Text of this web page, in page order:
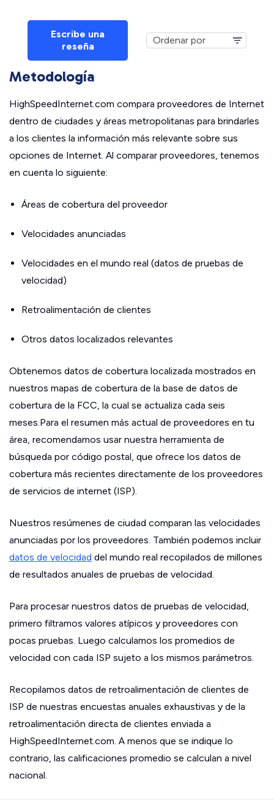
Escribe una
reseña
Metodología
HighSpeedInternet.com compara proveedores de Internet
dentro de ciudades y áreas metropolitanas para brindarles
a los clientes la información más relevante sobre sus
opciones de Internet. Al comparar proveedores, tenemos
en cuenta lo siguiente:
Áreas de cobertura del proveedor
Velocidades anunciadas
Velocidades en el mundo real (datos de pruebas de
velocidad)
Retroalimentación de clientes
Otros datos localizados relevantes
Obtenemos datos de cobertura localizada mostrados en
nuestros mapas de cobertura de la base de datos de
cobertura de la FCC, la cual se actualiza cada seis
meses.Para el resumen más actual de proveedores en tu
área, recomendamos usar nuestra herramienta de
búsqueda por código postal, que ofrece los datos de
cobertura más recientes directamente de los proveedores
de servicios de internet (ISP).
Nuestros resúmenes de ciudad comparan las velocidades
anunciadas por los proveedores. También podemos incluir
datos de velocidad del mundo real recopilados de millones
de resultados anuales de pruebas de velocidad.
Para procesar nuestros datos de pruebas de velocidad,
primero filtramos valores atípicos y proveedores con
pocas pruebas. Luego calculamos los promedios de
velocidad con cada ISP sujeto a los mismos parámetros.
Recopilamos datos de retroalimentación de clientes de
ISP de nuestras encuestas anuales exhaustivas y de la
retroalimentación directa de clientes enviada a
HighSpeedInternet.com. A menos que se indique lo
contrario, las calificaciones promedio se calculan a nivel
nacional.